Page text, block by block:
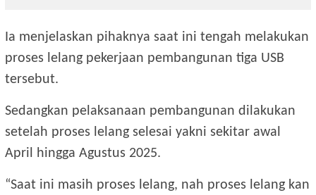
Ia menjelaskan pihaknya saat ini tengah melakukan
proses lelang pekerjaan pembangunan tiga USB
tersebut.
Sedangkan pelaksanaan pembangunan dilakukan
setelah proses lelang selesai yakni sekitar awal
April hingga Agustus 2025.
“Saat ini masih proses lelang, nah proses lelang kan